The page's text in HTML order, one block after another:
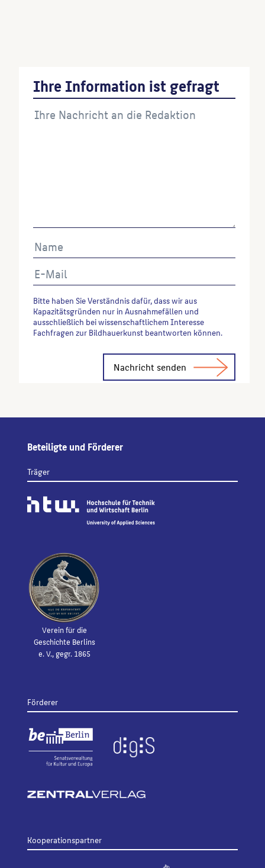
Starck : (1866 - 1939) ; Leben und Werk, Frankfurt
am Main, 1993, S. 105-107. 388-389, Kat.-Nr. 94
und Abb. 45 (mit älterer Literatur).
Ihre Information ist gefragt
Bitte haben Sie Verständnis dafür, dass wir aus
Kapazitätsgründen nur in Ausnahmefällen und
ausschließlich bei wissenschaftlichem Interesse
Fachfragen zur Bildhauerkunst beantworten können.
Beteiligte und Förderer
Träger
Verein für die
Geschichte Berlins
e. V., gegr. 1865
Förderer
Kooperationspartner